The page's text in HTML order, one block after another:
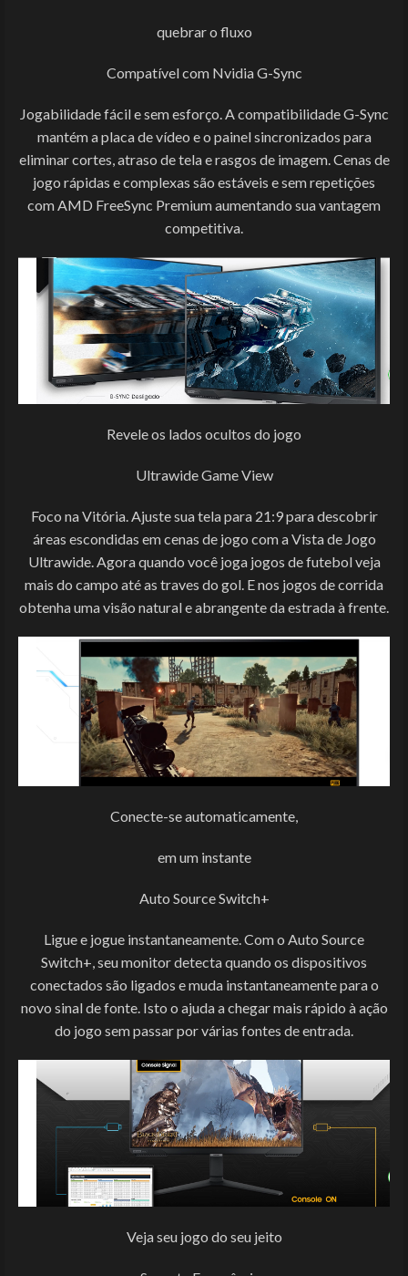
quebrar o fluxo
Compatível com Nvidia G-Sync
Jogabilidade fácil e sem esforço. A compatibilidade G-Sync
mantém a placa de vídeo e o painel sincronizados para
eliminar cortes, atraso de tela e rasgos de imagem. Cenas de
jogo rápidas e complexas são estáveis e sem repetições
com AMD FreeSync Premium aumentando sua vantagem
competitiva.
Revele os lados ocultos do jogo
Ultrawide Game View
Foco na Vitória. Ajuste sua tela para 21:9 para descobrir
áreas escondidas em cenas de jogo com a Vista de Jogo
Ultrawide. Agora quando você joga jogos de futebol veja
mais do campo até as traves do gol. E nos jogos de corrida
obtenha uma visão natural e abrangente da estrada à frente.
Conecte-se automaticamente,
em um instante
Auto Source Switch+
Ligue e jogue instantaneamente. Com o Auto Source
Switch+, seu monitor detecta quando os dispositivos
conectados são ligados e muda instantaneamente para o
novo sinal de fonte. Isto o ajuda a chegar mais rápido à ação
do jogo sem passar por várias fontes de entrada.
Veja seu jogo do seu jeito